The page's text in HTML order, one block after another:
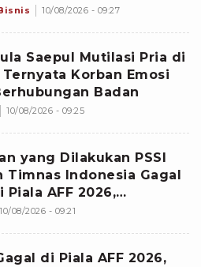
Tengah
10/08/2026 - 09:27
Saepul Mutilasi Pria di
Ternyata Korban Emosi
Badan
10/08/2026 - 09:25
yang Dilakukan PSSI
Timnas Indonesia Gagal
Piala AFF 2026,
Jelang FIFA ASEAN Cup
10/08/2026 - 09:21
di Piala AFF 2026,